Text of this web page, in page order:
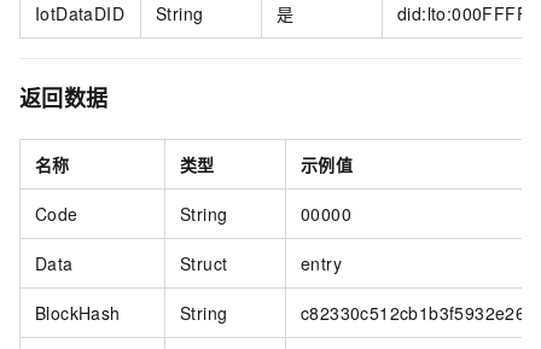
IotDataDID String 是
返回数据
名称 类型 示例值
Code String 00000
Data Struct entry
BlockHash String